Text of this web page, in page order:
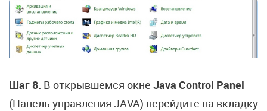
Шаг 8. В открывшемся окне Java Control Panel
(Панель управления JAVA) перейдите на вкладку